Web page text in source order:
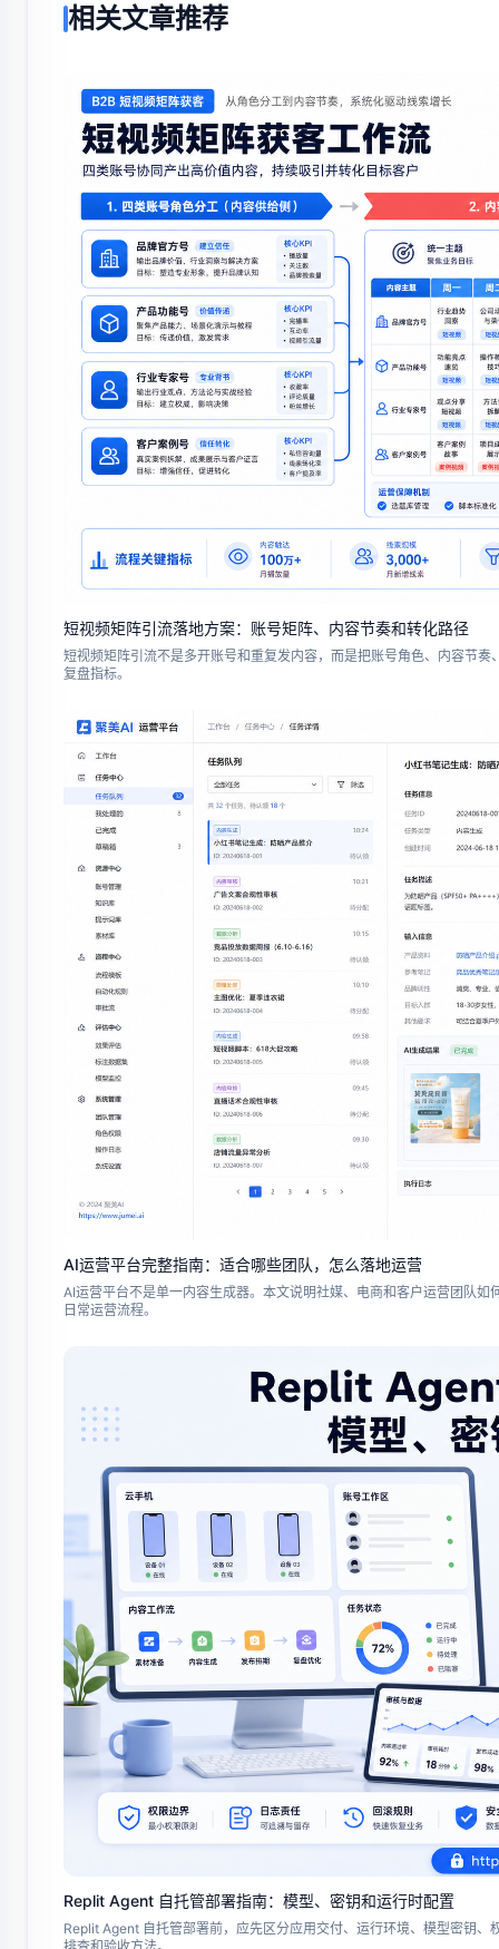
相关文章推荐
短视频矩阵引流落地方案：账号矩阵、内容节奏和转化路径
短视频矩阵引流不是多开账号和重复发内容，而是把账号角色、内容节
复盘指标。
AI运营平台完整指南：适合哪些团队，怎么落地运营
AI运营平台不是单一内容生成器。本文说明社媒、电商和客户运营团队
日常运营流程。
Replit Agent 自托管部署指南：模型、密钥和运行时配置
Replit Agent 自托管部署前，应先区分应用交付、运行环境、模型密钥